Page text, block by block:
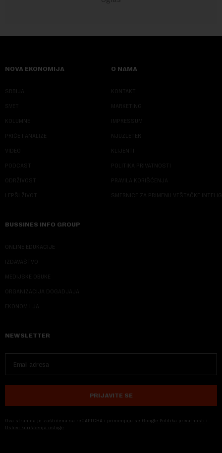
NOVA EKONOMIJA
SRBIJA
SVET
KOLUMNE
PRIČE I ANALIZE
VIDEO
PODCAST
ODRŽIVOST
LEPŠI ŽIVOT
O NAMA
KONTAKT
MARKETING
IMPRESSUM
NJUZLETER
KLIJENTI
POLITIKA PRIVATNOSTI
PRAVILA KORIŠĆENJA
SMERNICE ZA PRIMENU VEŠTAČKE
BUSSINES INFO GROUP
ONLINE EDUKACIJE
IZDAVAŠTVO
MEDIJSKE OBUKE
ORGANIZACIJA DOGADJAJA
EKONOM I JA
NEWSLETTER
PRIJAVITE SE
Ova stranica je zaštićena sa reCAPTCHA i primenjuju se Google Politika privatnosti i
Uslovi korišćenja usluge